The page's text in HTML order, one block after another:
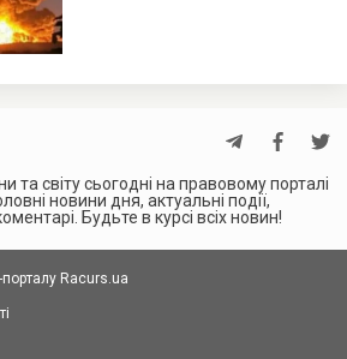
та світу сьогодні на правовому порталі
новини дня, актуальні події,
Будьте в курсі всіх новин!
Racurs.ua